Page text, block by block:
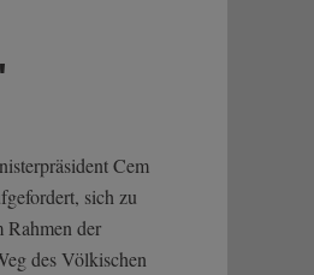
Cem
sich zu
Rahmen der
des Völkischen